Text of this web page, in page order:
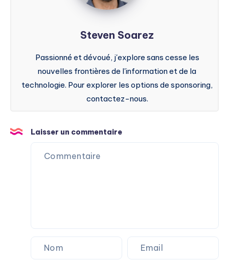
Steven Soarez
Passionné et dévoué, j'explore sans cesse les
nouvelles frontières de l'information et de la
technologie. Pour explorer les options de sponsoring,
contactez-nous.
Laisser un commentaire